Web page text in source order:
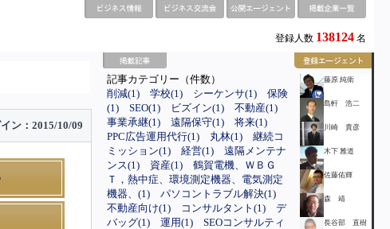
登録人数 138124 名
ン： 2015/10/09
記事カテゴリー（件数）
削減(1)
学校(1) シーケンサ(1)
保険
(1)
SEO(1) ビズイン(1)
不動産(1)
事業承継(1)
遠隔保守(1)
将来(1)
PPC広告運用代行(1)
丸林(1)
継続コ
ミッション(1)
経営(1)
遠隔メンテナ
ンス(1)
資産(1)
鶴賀電機、ＷＢＧ
Ｔ，熱中症、環境測定機器、電気測定
機器、(1)
パソコントラブル解決(1)
不動産向け(1)
コンサルタント(1)
デ
バッグ(1)
運用(1)
SEOコンサルティ
藤原 純衛
島軒 浩二
川崎 貴彦
木下 雅道
佐藤佑輝
森 靖
長谷部 直樹